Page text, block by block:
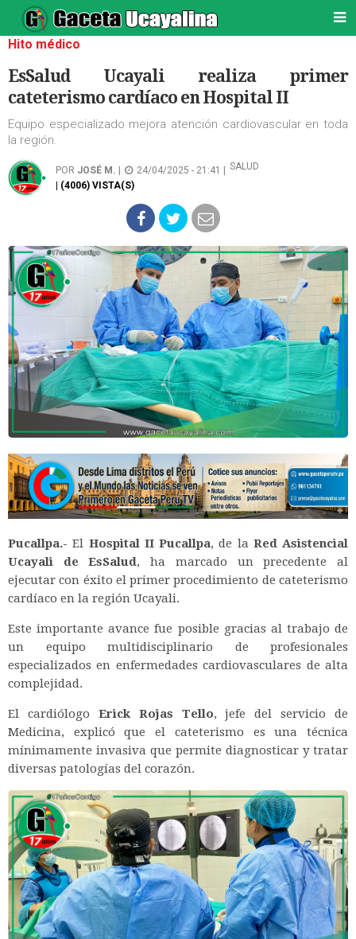
Hito médico
EsSalud Ucayali realiza primer
cateterismo cardíaco en Hospital II
Equipo especializado mejora atención cardiovascular en toda
la región.
POR JOSÉ M. 24/04/2025 - 21:41 |
SALUD
| (4006) VISTA(S)
Pucallpa.- El Hospital II Pucallpa, de la Red Asistencial
Ucayali de EsSalud, ha marcado un precedente al
ejecutar con éxito el primer procedimiento de cateterismo
cardíaco en la región Ucayali.
Este importante avance fue posible gracias al trabajo de
un equipo multidisciplinario de profesionales
especializados en enfermedades cardiovasculares de alta
complejidad.
El cardiólogo Erick Rojas Tello, jefe del servicio de
Medicina, explicó que el cateterismo es una técnica
mínimamente invasiva que permite diagnosticar y tratar
diversas patologías del corazón.